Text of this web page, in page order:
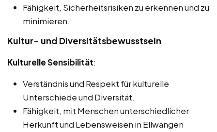
Fähigkeit, Sicherheitsrisiken zu erkennen und zu
minimieren.
Kultur- und Diversitätsbewusstsein
Kulturelle Sensibilität:
Verständnis und Respekt für kulturelle
Unterschiede und Diversität.
Fähigkeit, mit Menschen unterschiedlicher
Herkunft und Lebensweisen in Ellwangen